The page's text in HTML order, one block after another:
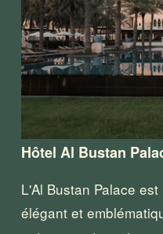
Hôtel Al Bustan
L'Al Bustan Palace
élégant et